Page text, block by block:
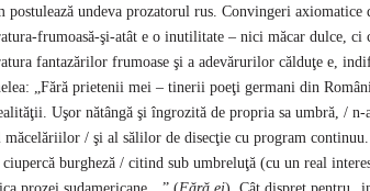
postulează undeva prozatorul rus. Convingeri axiomatice
frumoasă-şi-atât e o inutilitate – nici măcar dulce, ci
fantazărilor frumoase şi a adevărurilor călduţe e,
„Fără prietenii mei – tinerii poeţi germani din
Uşor nătângă şi îngrozită de propria sa umbră, /
măcelăriilor / şi al sălilor de disecţie cu program
burgheză / citind sub umbreluţă (cu un real